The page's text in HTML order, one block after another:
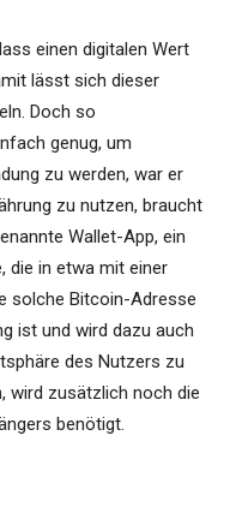
einen digitalen Wert
lässt sich dieser
Doch so
genug, um
zu werden, war er
zu nutzen, braucht
Wallet-App, ein
die in etwa mit einer
solche Bitcoin-Adresse
ist und wird dazu auch
des Nutzers zu
wird zusätzlich noch die
benötigt.